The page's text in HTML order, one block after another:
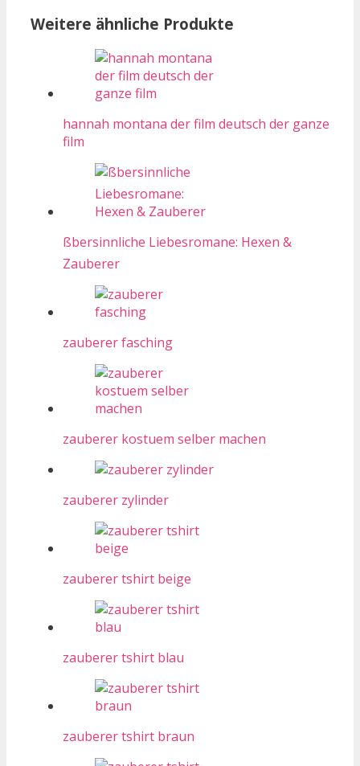
Weitere ähnliche Produkte
hannah montana der film deutsch der ganze
film
ßbersinnliche Liebesromane: Hexen &
Zauberer
zauberer fasching
zauberer kostuem selber machen
zauberer zylinder
zauberer tshirt beige
zauberer tshirt blau
zauberer tshirt braun